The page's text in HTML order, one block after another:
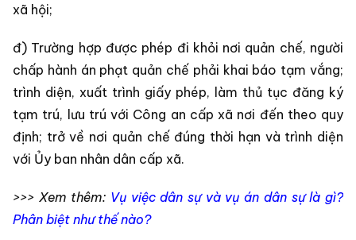
xã hội;
đ) Trường hợp được phép đi khỏi nơi quản chế, người
chấp hành án phạt quản chế phải khai báo tạm vắng;
trình diện, xuất trình giấy phép, làm thủ tục đăng ký
tạm trú, lưu trú với Công an cấp xã nơi đến theo quy
định; trở về nơi quản chế đúng thời hạn và trình diện
với Ủy ban nhân dân cấp xã.
>>> Xem thêm: Vụ việc dân sự và vụ án dân sự là gì?
Phân biệt như thế nào?